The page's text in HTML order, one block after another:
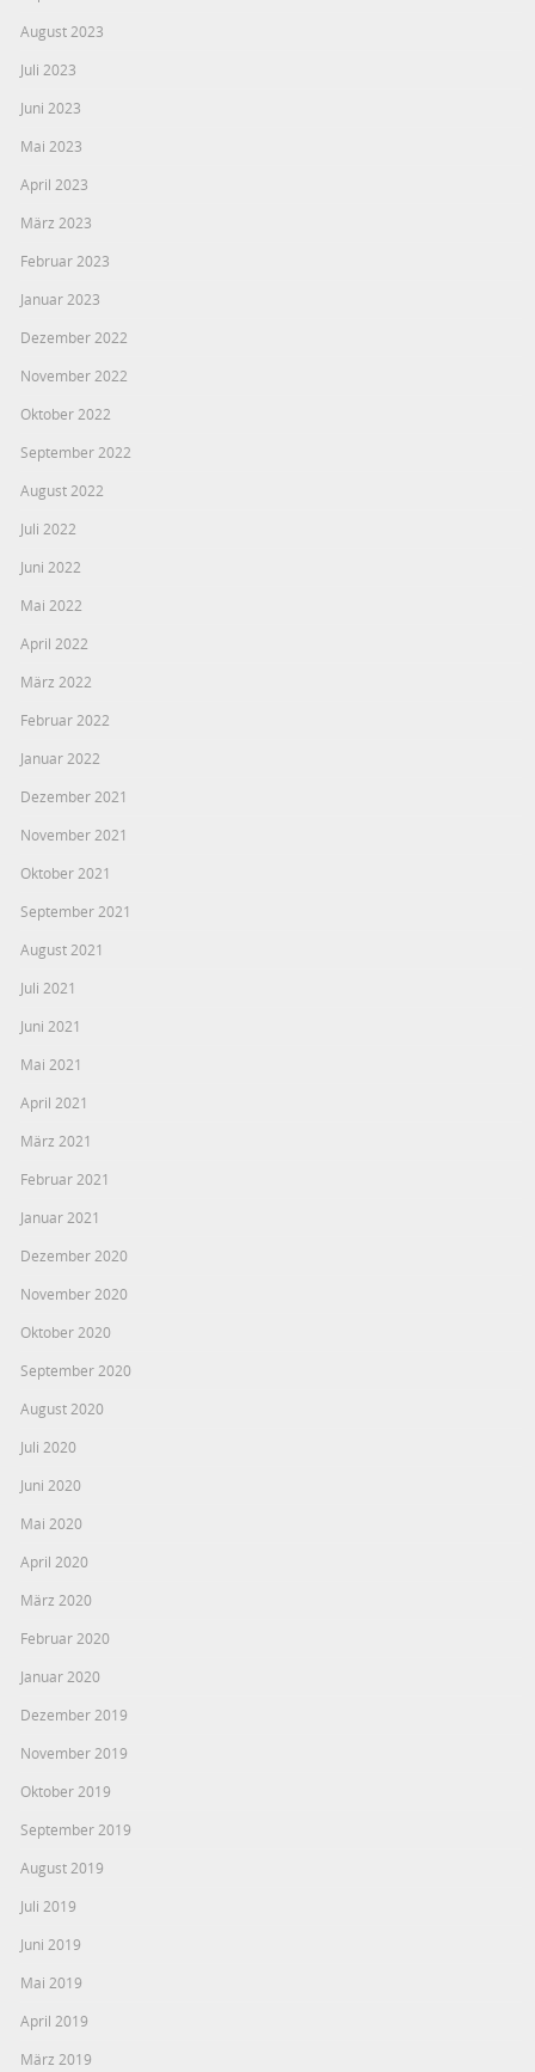
August 2023
Juli 2023
Juni 2023
Mai 2023
April 2023
März 2023
Februar 2023
Januar 2023
Dezember 2022
November 2022
Oktober 2022
September 2022
August 2022
Juli 2022
Juni 2022
Mai 2022
April 2022
März 2022
Februar 2022
Januar 2022
Dezember 2021
November 2021
Oktober 2021
September 2021
August 2021
Juli 2021
Juni 2021
Mai 2021
April 2021
März 2021
Februar 2021
Januar 2021
Dezember 2020
November 2020
Oktober 2020
September 2020
August 2020
Juli 2020
Juni 2020
Mai 2020
April 2020
März 2020
Februar 2020
Januar 2020
Dezember 2019
November 2019
Oktober 2019
September 2019
August 2019
Juli 2019
Juni 2019
Mai 2019
April 2019
März 2019